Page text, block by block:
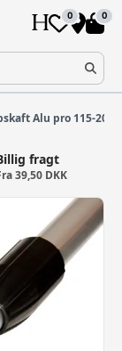
0 0
Alu pro 115-
fragt
39,50 DKK